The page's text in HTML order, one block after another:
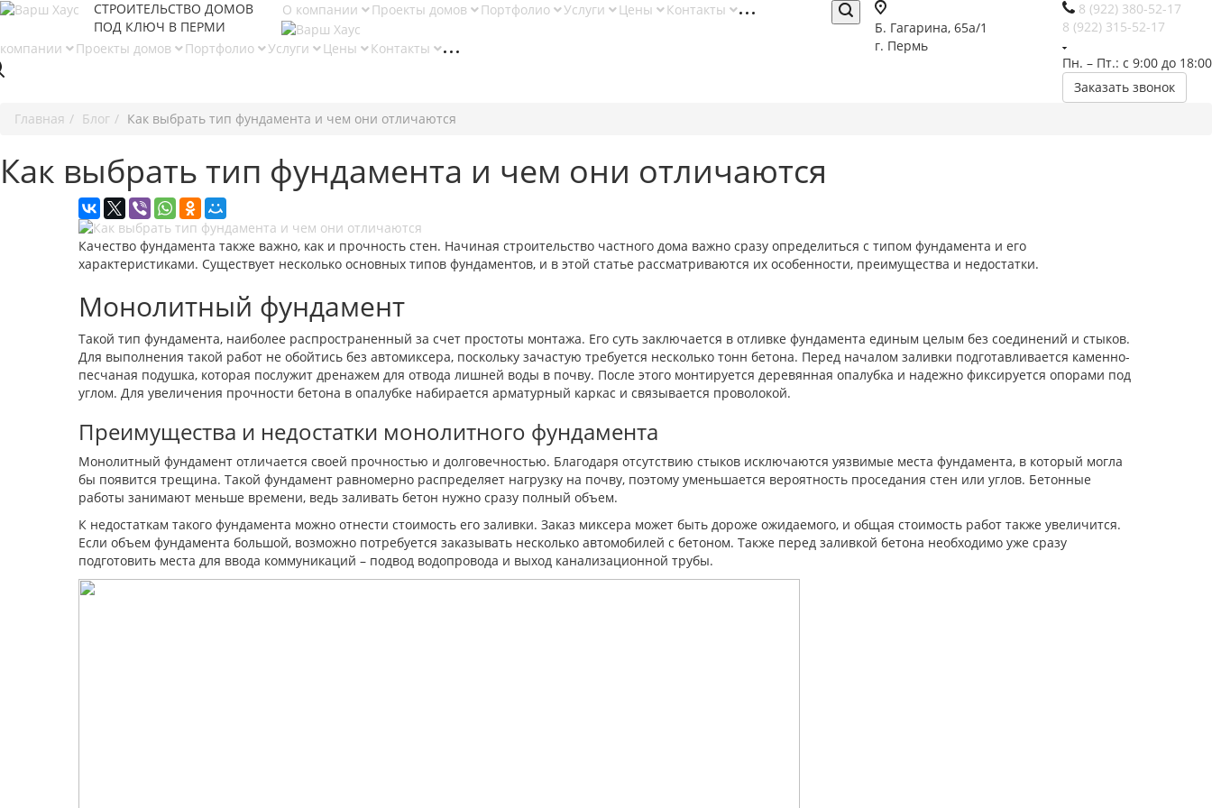
СТРОИТЕЛЬСТВО ДОМОВ
ПОД КЛЮЧ В ПЕРМИ
8 (922) 380-52-17
8 (922) 315-52-17
Пн. – Пт.: с 9:00 до 18:00
Заказать звонок
Б. Гагарина, 65а/1
г. Пермь
О компании Проекты домов Портфолио Услуги Цены Контакты
Проекты домов Портфолио Услуги Цены Контакты
Главная Блог Как выбрать тип фундамента и чем они отличаются
Как выбрать тип фундамента и чем они отличаются
Качество фундамента также важно, как и прочность стен. Начиная строительство частного дома важно сразу определиться с типом фундамента и его
характеристиками. Существует несколько основных типов фундаментов, и в этой статье рассматриваются их особенности, преимущества и недостатки.
Монолитный фундамент
Такой тип фундамента, наиболее распространенный за счет простоты монтажа. Его суть заключается в отливке фундамента единым целым без соединений и стыков.
Для выполнения такой работ не обойтись без автомиксера, поскольку зачастую требуется несколько тонн бетона. Перед началом заливки подготавливается каменно-
песчаная подушка, которая послужит дренажем для отвода лишней воды в почву. После этого монтируется деревянная опалубка и надежно фиксируется опорами под
углом. Для увеличения прочности бетона в опалубке набирается арматурный каркас и связывается проволокой.
Преимущества и недостатки монолитного фундамента
Монолитный фундамент отличается своей прочностью и долговечностью. Благодаря отсутствию стыков исключаются уязвимые места фундамента, в который могла
бы появится трещина. Такой фундамент равномерно распределяет нагрузку на почву, поэтому уменьшается вероятность проседания стен или углов. Бетонные
работы занимают меньше времени, ведь заливать бетон нужно сразу полный объем.
К недостаткам такого фундамента можно отнести стоимость его заливки. Заказ миксера может быть дороже ожидаемого, и общая стоимость работ также увеличится.
Если объем фундамента большой, возможно потребуется заказывать несколько автомобилей с бетоном. Также перед заливкой бетона необходимо уже сразу
подготовить места для ввода коммуникаций – подвод водопровода и выход канализационной трубы.